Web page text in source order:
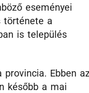
eseményei
története a
is település
Ebben
később a mai